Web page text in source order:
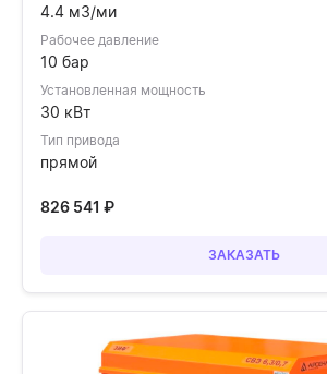
4.4 м3/ми
Рабочее давление
10 бар
Установленная мощность
30 кВт
Тип привода
прямой
826 541 ₽
ЗАКАЗАТЬ